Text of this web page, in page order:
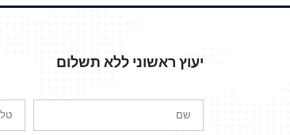
יעוץ ראשוני ללא תשלום